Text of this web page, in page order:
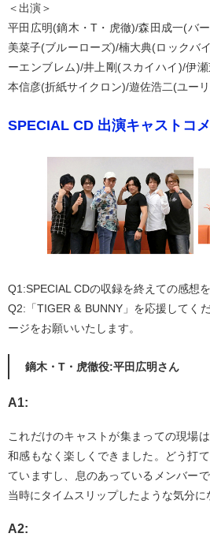
＜出演＞
平田広明(鏑木・T・虎徹)/森田成一(バ
美菜子(ブルーローズ)/楠大典(ロックバ
ーエンブレム)/井上剛(スカイハイ)/伊
本信彦(折紙サイクロン)/遊佐浩二(ユー
SPECIAL CD 出演キャストコ
Q1:SPECIAL CDの収録を終えての感想
Q2:「TIGER & BUNNY」を応援してく
ージをお願いいたします。
鏑木・T・虎徹役:平田広明さん
A1:
これだけのキャストが集まっての現場
和感もなく楽しくできました。どう打
ていますし、息のあっているメンバー
当時にタイムスリップしたような気分に
A2: